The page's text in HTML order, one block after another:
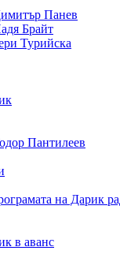
Панев
Брайт
Турийска
Пантилеев
на Дарик
в аванс